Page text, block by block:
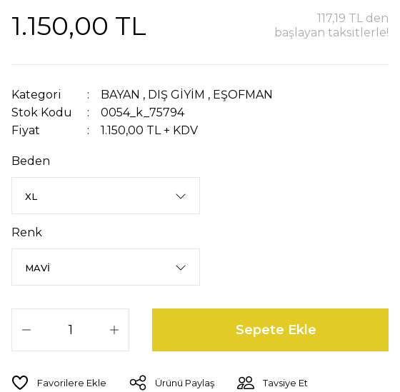
1.150,00 TL
117,19 TL den
başlayan taksitlerle!
Kategori BAYAN , DIŞ GİYİM , EŞOFMAN
Stok Kodu
0054_k_75794
Fiyat
1.150,00 TL + KDV
Beden
Renk
Sepete Ekle
Ürünü Paylaş Tavsiye Et